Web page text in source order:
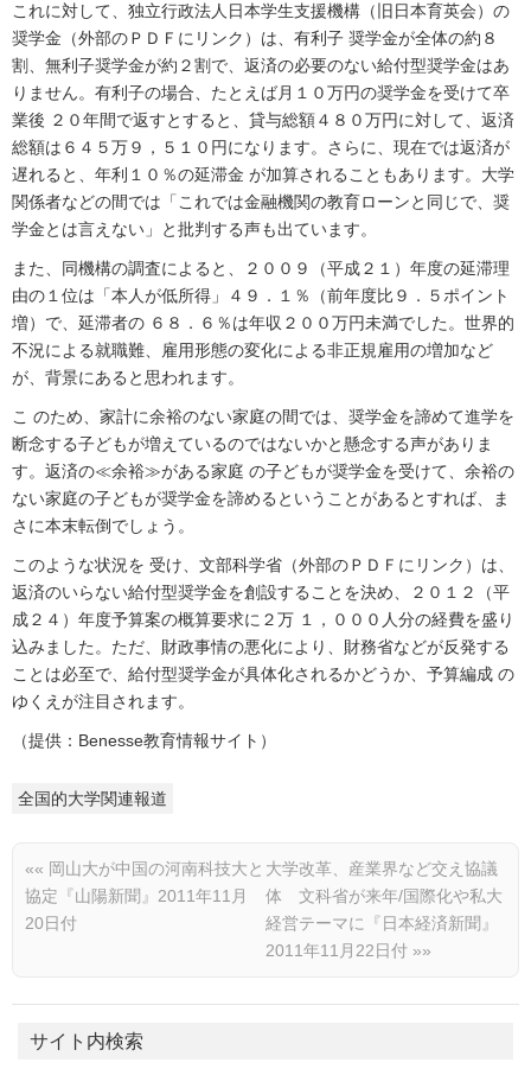
これに対して、独立行政法人日本学生支援機構（旧日本育英会）の
奨学金（外部のＰＤＦにリンク）は、有利子 奨学金が全体の約８
割、無利子奨学金が約２割で、返済の必要のない給付型奨学金はあ
りません。有利子の場合、たとえば月１０万円の奨学金を受けて卒
業後 ２０年間で返すとすると、貸与総額４８０万円に対して、返済
総額は６４５万９，５１０円になります。さらに、現在では返済が
遅れると、年利１０％の延滞金 が加算されることもあります。大学
関係者などの間では「これでは金融機関の教育ローンと同じで、奨
学金とは言えない」と批判する声も出ています。
また、同機構の調査によると、２００９（平成２１）年度の延滞理
由の１位は「本人が低所得」４９．１％（前年度比９．５ポイント
増）で、延滞者の ６８．６％は年収２００万円未満でした。世界的
不況による就職難、雇用形態の変化による非正規雇用の増加など
が、背景にあると思われます。
こ のため、家計に余裕のない家庭の間では、奨学金を諦めて進学を
断念する子どもが増えているのではないかと懸念する声がありま
す。返済の≪余裕≫がある家庭 の子どもが奨学金を受けて、余裕の
ない家庭の子どもが奨学金を諦めるということがあるとすれば、ま
さに本末転倒でしょう。
このような状況を 受け、文部科学省（外部のＰＤＦにリンク）は、
返済のいらない給付型奨学金を創設することを決め、２０１２（平
成２４）年度予算案の概算要求に２万 １，０００人分の経費を盛り
込みました。ただ、財政事情の悪化により、財務省などが反発する
ことは必至で、給付型奨学金が具体化されるかどうか、予算編成 の
ゆくえが注目されます。
（提供：Benesse教育情報サイト）
全国的大学関連報道
«« 岡山大が中国の河南科技大と
協定『山陽新聞』2011年11月
20日付
大学改革、産業界など交え協議
体 文科省が来年/国際化や私大
経営テーマに『日本経済新聞』
2011年11月22日付 »»
サイト内検索